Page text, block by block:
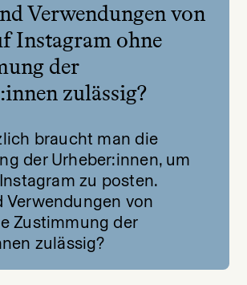
Verwendungen von
Instagram ohne
der
zulässig?
braucht man die
der Urheber:innen, um
zu posten.
Verwendungen von
Zustimmung der
zulässig?